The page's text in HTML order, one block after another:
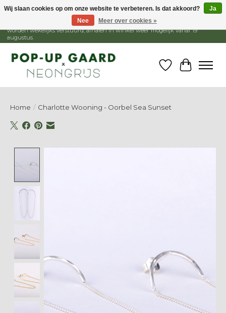
1 - 15 augustus is de winkel gesloten, webshop blijft open. Bestellingen
worden wekelijks verstuurd, afhalen in winkel weer mogelijk vanaf 19
augustus.
Verlanglijst
Home / Charlotte Wooning - Oorbel Sea Sunset
Wij slaan cookies op om onze website te verbeteren. Is dat akkoord?
Ja
Nee
Meer over cookies »